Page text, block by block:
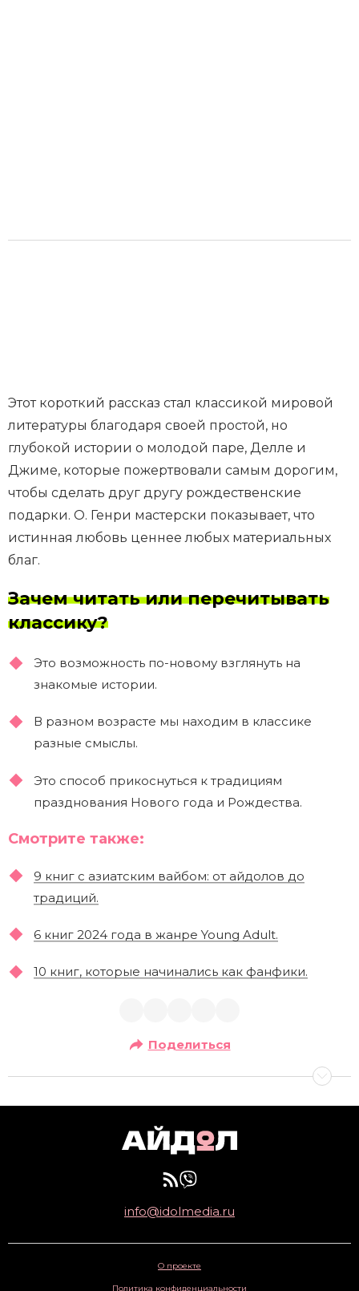
Этот короткий рассказ стал классикой мировой
литературы благодаря своей простой, но
глубокой истории о молодой паре, Делле и
Джиме, которые пожертвовали самым дорогим,
чтобы сделать друг другу рождественские
подарки. О. Генри мастерски показывает, что
истинная любовь ценнее любых материальных
благ.
Зачем читать или перечитывать
классику?
Это возможность по-новому взглянуть на
знакомые истории.
В разном возрасте мы находим в классике
разные смыслы.
Это способ прикоснуться к традициям
празднования Нового года и Рождества.
Смотрите также:
9 книг с азиатским вайбом: от айдолов до
традиций.
6 книг 2024 года в жанре Young Adult.
10 книг, которые начинались как фанфики.
Поделиться
info@idolmedia.ru
О проекте
Политика конфиденциальности